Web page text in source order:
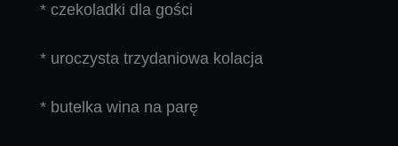
* czekoladki dla gości
* uroczysta trzydaniowa kolacja
* butelka wina na parę